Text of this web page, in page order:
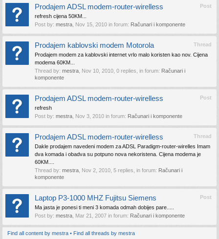
Post
Prodajem ADSL modem-router-wirelless
refresh cijena 50KM...
Post by: mestra Nov 15, 2010 in forum: Računari i komponente
Thread
Prodajem kablovski modem Motorola
Prodajem modem za kablovski internet vrlo malo koristen kao nov. Cijena
modema 60KM...
Thread by: mestra Nov 10, 2010 , 0 replies, in forum: Računari i
komponente
Post
Prodajem ADSL modem-router-wirelless
refresh
Post by: mestra Nov 3, 2010 in forum: Računari i komponente
Thread
Prodajem ADSL modem-router-wirelless
Dakle prodajem navedeni modem za ADSL Paradigm-router-wirelles Imam
dva komada i obadva su potpuno nova nekoristena. Cijena modema je
60KM....
Thread by: mestra Nov 2, 2010 , 5 replies, in forum: Računari i
komponente
Post
Laptop P3-1000 MHZ Fujitsu Siemens
Ma jasta je ponesi ti meni 3 komada odmah dobijes pare.....
Post by: mestra Mar 21, 2007 in forum: Računari i komponente
Find all content by mestra Find all threads by mestra